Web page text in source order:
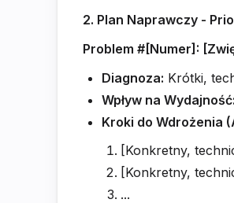
2. Plan Naprawczy -
Problem #[Numer]:
Diagnoza: Krótki,
Wpływ na Wydajność:
Kroki do Wdrożenia
[Konkretny,
[Konkretny,
...